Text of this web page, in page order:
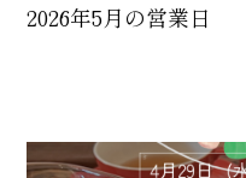
2026年5月の営業日